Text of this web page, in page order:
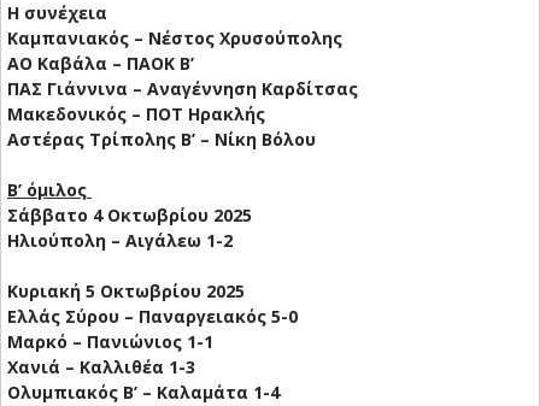
Η συνέχεια
Καμπανιακός – Νέστος Χρυσούπολης
ΑΟ Καβάλα – ΠΑΟΚ Β’
ΠΑΣ Γιάννινα – Αναγέννηση Καρδίτσας
Μακεδονικός – ΠΟΤ Ηρακλής
Αστέρας Τρίπολης Β’ – Νίκη Βόλου
Β’ όμιλος
Σάββατο 4 Οκτωβρίου 2025
Ηλιούπολη – Αιγάλεω 1-2
Κυριακή 5 Οκτωβρίου 2025
Ελλάς Σύρου – Παναργειακός 5-0
Μαρκό – Πανιώνιος 1-1
Χανιά – Καλλιθέα 1-3
Ολυμπιακός Β’ – Καλαμάτα 1-4